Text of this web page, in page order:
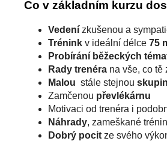
Co v základním kurzu
Vedení zkušenou a
Trénink v ideální délce 75
Probírání běžeckých
Rady trenéra na vše, co tě
Malou stále stejnou
Zamčenou převlékárnu
Motivaci od trenéra i
Náhrady, zameškané
Dobrý pocit ze svého